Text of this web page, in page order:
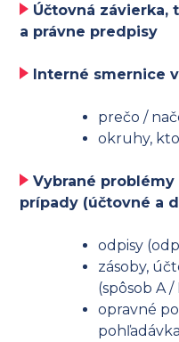
Účtovná závierka,
a právne predpisy
Interné smernice
prečo /
okruhy,
Vybrané
prípady (účtovné a
odpisy
zásoby,
(spôsob A
opravné